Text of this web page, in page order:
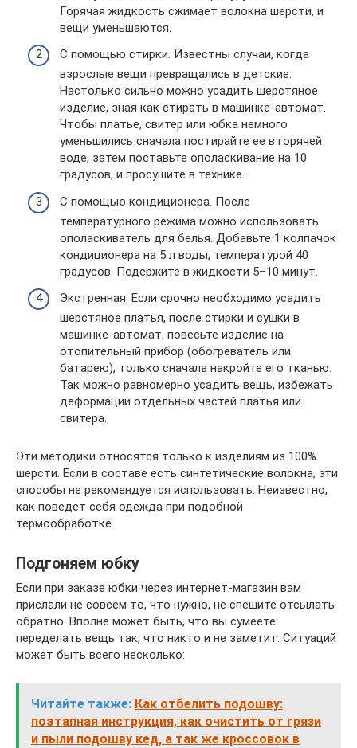
Горячая жидкость сжимает волокна шерсти, и
вещи уменьшаются.
С помощью стирки. Известны случаи, когда
взрослые вещи превращались в детские.
Настолько сильно можно усадить шерстяное
изделие, зная как стирать в машинке-автомат.
Чтобы платье, свитер или юбка немного
уменьшились сначала постирайте ее в горячей
воде, затем поставьте ополаскивание на 10
градусов, и просушите в технике.
С помощью кондиционера. После
температурного режима можно использовать
ополаскиватель для белья. Добавьте 1 колпачок
кондиционера на 5 л воды, температурой 40
градусов. Подержите в жидкости 5–10 минут.
Экстренная. Если срочно необходимо усадить
шерстяное платья, после стирки и сушки в
машинке-автомат, повесьте изделие на
отопительный прибор (обогреватель или
батарею), только сначала накройте его тканью.
Так можно равномерно усадить вещь, избежать
деформации отдельных частей платья или
свитера.
Эти методики относятся только к изделиям из 100%
шерсти. Если в составе есть синтетические волокна, эти
способы не рекомендуется использовать. Неизвестно,
как поведет себя одежда при подобной
термообработке.
Подгоняем юбку
Если при заказе юбки через интернет-магазин вам
прислали не совсем то, что нужно, не спешите отсылать
обратно. Вполне может быть, что вы сумеете
переделать вещь так, что никто и не заметит. Ситуаций
может быть всего несколько:
Читайте также: Как отбелить подошву:
поэтапная инструкция, как очистить от грязи
и пыли подошву кед, а так же кроссовок в